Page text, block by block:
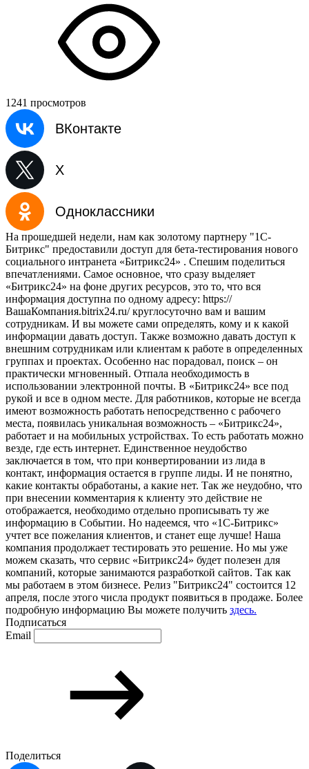
1241 просмотров
ВКонтакте
X
Одноклассники
На прошедшей недели, нам как золотому партнеру "1С-
Битрикс" предоставили доступ для бета-тестирования нового
социального интранета «Битрикс24» . Спешим поделиться
впечатлениями. Самое основное, что сразу выделяет
«Битрикс24» на фоне других ресурсов, это то, что вся
информация доступна по одному адресу: https://
ВашаКомпания.bitrix24.ru/ круглосуточно вам и вашим
сотрудникам. И вы можете сами определять, кому и к какой
информации давать доступ. Также возможно давать доступ к
внешним сотрудникам или клиентам к работе в определенных
группах и проектах. Особенно нас порадовал, поиск – он
практически мгновенный. Отпала необходимость в
использовании электронной почты. В «Битрикс24» все под
рукой и все в одном месте. Для работников, которые не всегда
имеют возможность работать непосредственно с рабочего
места, появилась уникальная возможность – «Битрикс24»,
работает и на мобильных устройствах. То есть работать можно
везде, где есть интернет. Единственное неудобство
заключается в том, что при конвертировании из лида в
контакт, информация остается в группе лиды. И не понятно,
какие контакты обработаны, а какие нет. Так же неудобно, что
при внесении комментария к клиенту это действие не
отображается, необходимо отдельно прописывать ту же
информацию в Событии. Но надеемся, что «1С-Битрикс»
учтет все пожелания клиентов, и станет еще лучше! Наша
компания продолжает тестировать это решение. Но мы уже
можем сказать, что сервис «Битрикс24» будет полезен для
компаний, которые занимаются разработкой сайтов. Так как
мы работаем в этом бизнесе. Релиз "Битрикс24" состоится 12
апреля, после этого числа продукт появиться в продаже. Более
подробную информацию Вы можете получить здесь.
Подписаться
Email
Поделиться